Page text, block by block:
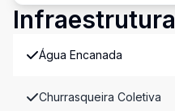
Infraestrutura
Água Encanada
Churrasqueira Coletiva